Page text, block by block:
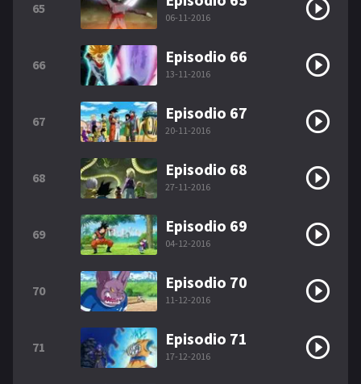
65
06-11-2016
66 Episodio 66
13-11-2016
67 Episodio 67
20-11-2016
68 Episodio 68
27-11-2016
69 Episodio 69
04-12-2016
70 Episodio 70
11-12-2016
71 Episodio 71
17-12-2016